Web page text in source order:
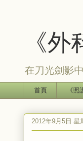
《
在刀光劍影
首頁 《照
2012年9月5日 星